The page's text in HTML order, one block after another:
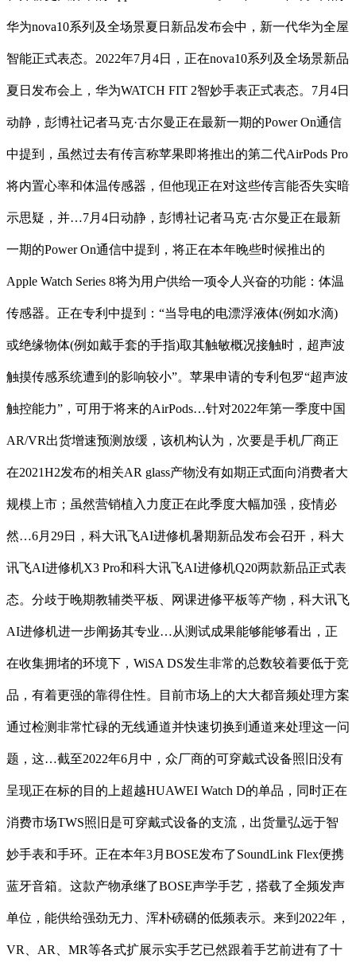
华为nova10系列及全场景夏日新品发布会中，新一代华为全屋
智能正式表态。2022年7月4日，正在nova10系列及全场景新品
夏日发布会上，华为WATCH FIT 2智妙手表正式表态。7月4日
动静，彭博社记者马克·古尔曼正在最新一期的Power On通信
中提到，虽然过去有传言称苹果即将推出的第二代AirPods Pro
将内置心率和体温传感器，但他现正在对这些传言能否失实暗
示思疑，并…7月4日动静，彭博社记者马克·古尔曼正在最新
一期的Power On通信中提到，将正在本年晚些时候推出的
Apple Watch Series 8将为用户供给一项令人兴奋的功能：体温
传感器。正在专利中提到：“当导电的电漂浮液体(例如水滴)
或绝缘物体(例如戴手套的手指)取其触敏概况接触时，超声波
触摸传感系统遭到的影响较小”。苹果申请的专利包罗“超声波
触控能力”，可用于将来的AirPods…针对2022年第一季度中国
AR/VR出货增速预测放缓，该机构认为，次要是手机厂商正
在2021H2发布的相关AR glass产物没有如期正式面向消费者大
规模上市；虽然营销植入力度正在此季度大幅加强，疫情必
然…6月29日，科大讯飞AI进修机暑期新品发布会召开，科大
讯飞AI进修机X3 Pro和科大讯飞AI进修机Q20两款新品正式表
态。分歧于晚期教辅类平板、网课进修平板等产物，科大讯飞
AI进修机进一步阐扬其专业…从测试成果能够能够看出，正
在收集拥堵的环境下，WiSA DS发生非常的总数较着要低于竞
品，有着更强的靠得住性。目前市场上的大大都音频处理方案
通过检测非常忙碌的无线通道并快速切换到通道来处理这一问
题，这…截至2022年6月中，众厂商的可穿戴式设备照旧没有
呈现正在标的目的上超越HUAWEI Watch D的单品，同时正在
消费市场TWS照旧是可穿戴式设备的支流，出货量弘远于智
妙手表和手环。正在本年3月BOSE发布了SoundLink Flex便携
蓝牙音箱。这款产物承继了BOSE声学手艺，搭载了全频发声
单位，能供给强劲无力、浑朴磅礴的低频表示。来到2022年，
VR、AR、MR等各式扩展示实手艺已然跟着手艺前进有了十